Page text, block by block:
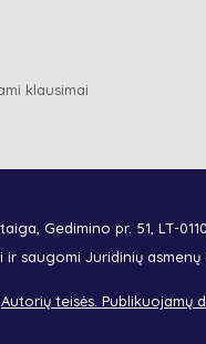
klausimai
Gedimino pr. 51, LT-
saugomi Juridinių asmenų
Autorių teisės. Publikuojamų